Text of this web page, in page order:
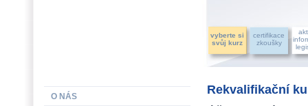
vyberte si
svůj kurz
certifikace
zkoušky
Rekvalifikační
O NÁS